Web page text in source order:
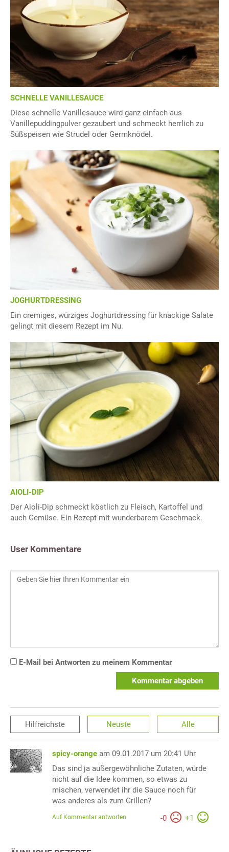
SCHNELLE VANILLESAUCE
Diese schnelle Vanillesauce wird ganz einfach aus
Vanillepuddingpulver gezaubert und schmeckt herrlich zu
Süßspeisen wie Strudel oder Germknödel.
JOGHURTDRESSING
Ein cremiges, würziges Joghurtdressing für knackige Salate
gelingt mit diesem Rezept im Nu.
AIOLI-DIP
Der Aioli-Dip schmeckt köstlich zu Fleisch, Kartoffel und
auch Gemüse. Ein Rezept mit wunderbarem Geschmack.
User Kommentare
E-Mail bei Antworten zu meinem Kommentar
Kommentar abgeben
Hilfreichste Neuste Alle
spicy-orange am 09.01.2017 um 20:41 Uhr
Das sind ja außergewöhnliche Zutaten, würde
nicht auf die Idee kommen, so etwas zu
mischen, verwendet ihr die Sauce noch für
was anderes als zum Grillen?
-0 +1
Auf Kommentar antworten